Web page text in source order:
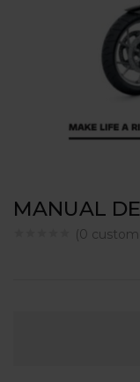
MANUAL
(0